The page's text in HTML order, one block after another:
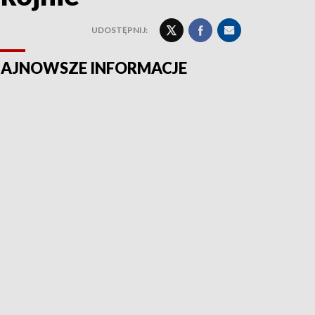
UDOSTĘPNIJ:
INFORMACJE